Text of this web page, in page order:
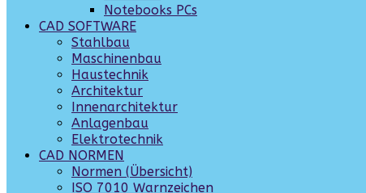
Notebooks PCs
CAD SOFTWARE
Stahlbau
Maschinenbau
Haustechnik
Architektur
Innenarchitektur
Anlagenbau
Elektrotechnik
CAD NORMEN
Normen (Übersicht)
ISO 7010 Warnzeichen